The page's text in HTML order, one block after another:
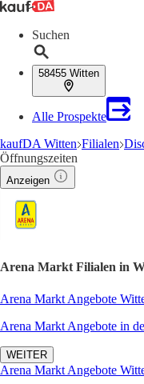
Suchen
58455 Witten
Alle Prospekte
kaufDA Witten Filialen
Öffnungszeiten
Anzeigen
Arena Markt Filialen in
Arena Markt Angebote
Arena Markt Angebote in
WEITER
Arena Markt Angebote